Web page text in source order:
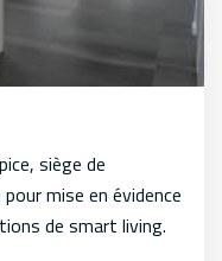
siège de
mise en évidence
de smart living.